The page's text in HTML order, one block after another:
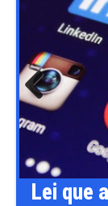
Lei que
Previ
ous